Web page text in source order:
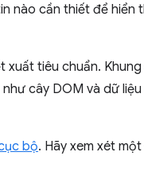
nào cần thiết để hiển
xuất tiêu chuẩn.
cây DOM và dữ liệu
bộ. Hãy xem xét